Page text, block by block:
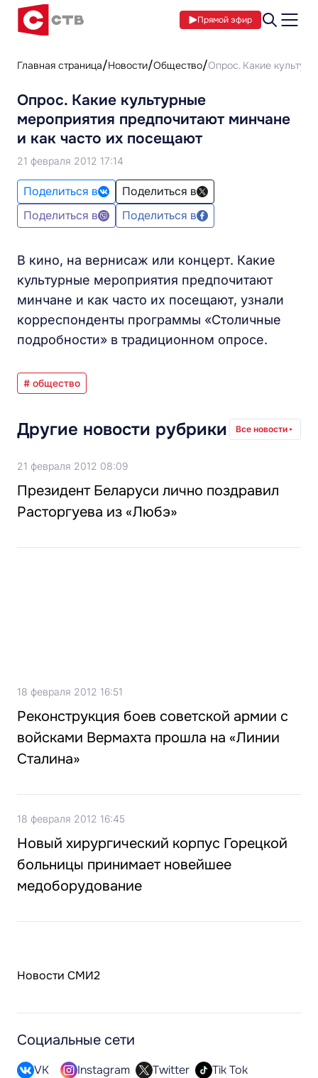
Прямой эфир
Главная страница Новости Общество Опрос. Какие
Опрос. Какие культурные
мероприятия предпочитают минчане
и как часто их посещают
21 февраля 2012 17:14
Поделиться в
Поделиться в
Поделиться в
Поделиться в
В кино, на вернисаж или концерт. Какие
культурные мероприятия предпочитают
минчане и как часто их посещают, узнали
корреспонденты программы «Столичные
подробности» в традиционном опросе.
# общество
Другие новости рубрики Все новости
21 февраля 2012 08:09
Президент Беларуси лично поздравил
Расторгуева из «Любэ»
18 февраля 2012 16:51
Реконструкция боев советской армии с
войсками Вермахта прошла на «Линии
Сталина»
18 февраля 2012 16:45
Новый хирургический корпус Горецкой
больницы принимает новейшее
медоборудование
Новости СМИ2
Социальные сети
VK Instagram Twitter
Tik Tok